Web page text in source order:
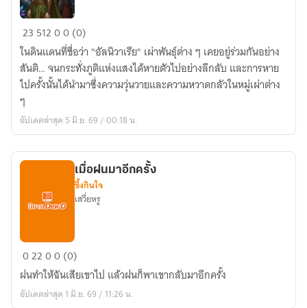
ต้นไม้
วิญญาณ
แห่ง
ปฐม
กาล
23 51200 (0)
ในดินแดนที่ชื่อว่า "อัลนิวาเรีย" เผ่าพันธุ์ต่าง ๆ เคยอยู่ร่วมกันอย่าง
สันติ… จนกระทั่งภูติแห่งแสงได้หายตัวไปอย่างลึกลับ และการหาย
ไปครั้งนั้นได้นำมาซึ่งความวุ่นวายและความหวาดกลัวในหมู่เผ่าต่าง
ๆ
อัปเดตล่าสุด 5 มิ.ย. 69 / 00:18 น.
เมื่อ
ฝน
มา
อีก
เมื่อฝนมาอีกครั้ง
ซึ้งกินใจ
เสวี่ยหรู
02200 (0)
ฝนทำให้ฉันเสียเขาไป แล้วฝนก็พาเขากลับมาอีกครั้ง
อัปเดตล่าสุด 1 มิ.ย. 69 / 11:26 น.